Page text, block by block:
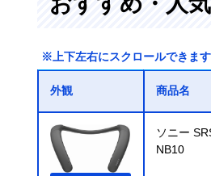
※上下左右にスクロールできます
外観 商品名
ソニー
NB10